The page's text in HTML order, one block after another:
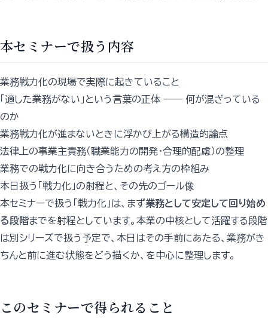
本セミナーで扱う内容
業務戦力化の現場で実際に起きていること
「適した業務がない」という言葉の正体 ── 何が混ざっている
のか
業務戦力化が進まないときに浮かび上がる構造的論点
法律上の事業主責務（職業能力の開発・合理的配慮）の整理
業務での戦力化に向き合うための考え方の枠組み
本日扱う「戦力化」の射程と、その先のゴール像
本セミナーで扱う「戦力化」は、まず業務として安定して回り始め
る段階までを射程としています。本業の中核として活躍する段階
は別シリーズで扱う予定で、本日はその手前にあたる、業務がき
ちんと前に進む状態をどう描くか、を中心に整理します。
このセミナーで得られること